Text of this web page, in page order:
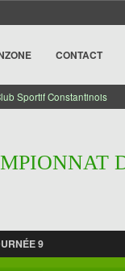
CONTACT
Sportif Constantinois
9